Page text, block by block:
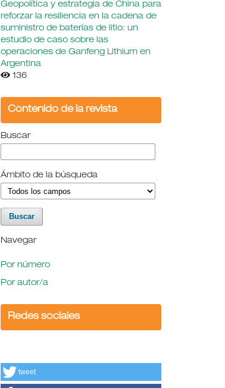
Geopolítica y estrategia de China para
reforzar la resiliencia en la cadena de
suministro de baterías de litio: un
estudio de caso sobre las
operaciones de Ganfeng Lithium en
Argentina
136
Contenido de la revista
Buscar
Ámbito de la búsqueda
Navegar
Por número
Por autor/a
Redes sociales
tweet